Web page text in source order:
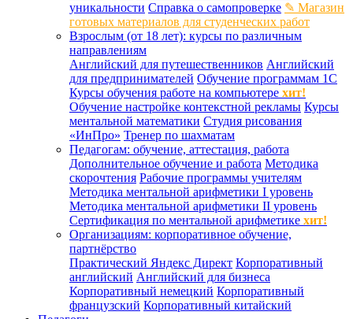
уникальности Справка о самопроверке ✎ Магазин
готовых материалов для студенческих работ
Взрослым (от 18 лет): курсы по различным
направлениям
Английский для путешественников Английский
для предпринимателей Обучение программам 1С
Курсы обучения работе на компьютере хит!
Обучение настройке контекстной рекламы Курсы
ментальной математики Студия рисования
«ИнПро» Тренер по шахматам
Педагогам: обучение, аттестация, работа
Дополнительное обучение и работа Методика
скорочтения Рабочие программы учителям
Методика ментальной арифметики I уровень
Методика ментальной арифметики II уровень
Сертификация по ментальной арифметике хит!
Организациям: корпоративное обучение,
партнёрство
Практический Яндекс Директ Корпоративный
английский Английский для бизнеса
Корпоративный немецкий Корпоративный
французский Корпоративный китайский